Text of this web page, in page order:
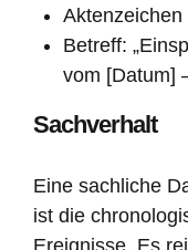
Betreff:
vom [Datum]
Sachverhalt
Eine sachliche
ist die